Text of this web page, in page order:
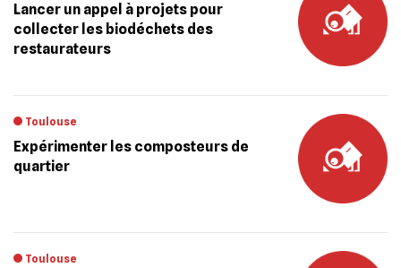
Lancer un appel à projets pour
collecter les biodéchets des
restaurateurs
Toulouse
Expérimenter les composteurs de
quartier
Toulouse